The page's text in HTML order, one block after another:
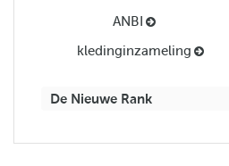
ANBI
kledinginzameling
De Nieuwe Rank